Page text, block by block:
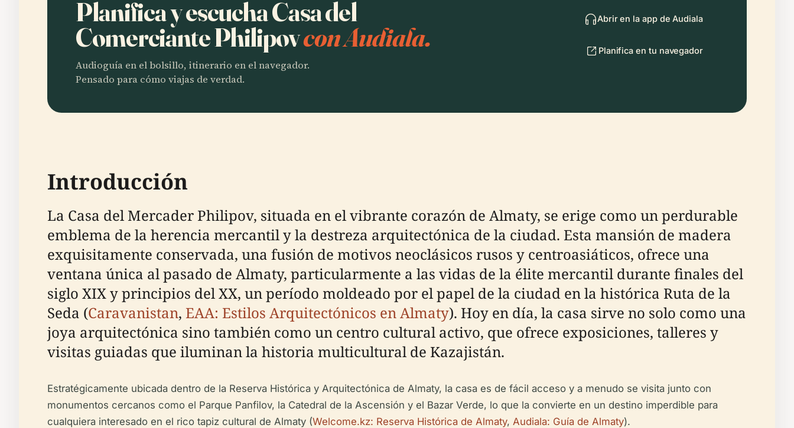
Planifica y escucha Casa del
Comerciante Philipovcon Audiala.
Audioguía en el bolsillo, itinerario en el navegador.
Pensado para cómo viajas de verdad.
Abrir en la app de Audiala
Planifica en tu navegador
Introducción
La Casa del Mercader Philipov, situada en el vibrante corazón de Almaty, se erige como un perdurable
emblema de la herencia mercantil y la destreza arquitectónica de la ciudad. Esta mansión de madera
exquisitamente conservada, una fusión de motivos neoclásicos rusos y centroasiáticos, ofrece una
ventana única al pasado de Almaty, particularmente a las vidas de la élite mercantil durante finales del
siglo XIX y principios del XX, un período moldeado por el papel de la ciudad en la histórica Ruta de la
Seda (Caravanistan, EAA: Estilos Arquitectónicos en Almaty). Hoy en día, la casa sirve no solo como una
joya arquitectónica sino también como un centro cultural activo, que ofrece exposiciones, talleres y
visitas guiadas que iluminan la historia multicultural de Kazajistán.
Estratégicamente ubicada dentro de la Reserva Histórica y Arquitectónica de Almaty, la casa es de fácil acceso y a menudo se visita junto con
monumentos cercanos como el Parque Panfilov, la Catedral de la Ascensión y el Bazar Verde, lo que la convierte en un destino imperdible para
cualquiera interesado en el rico tapiz cultural de Almaty (Welcome.kz: Reserva Histórica de Almaty, Audiala: Guía de Almaty).